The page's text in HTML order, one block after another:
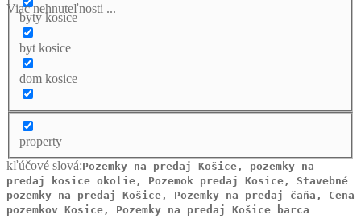
Viac nehnuteľnosti ...
byty kosice
byt kosice
dom kosice
property
kľúčové slová:Pozemky na predaj Košice, pozemky na
predaj kosice okolie, Pozemok predaj Kosice, Stavebné
pozemky na predaj Košice, Pozemky na predaj čaňa, Cena
pozemkov Kosice, Pozemky na predaj Košice barca